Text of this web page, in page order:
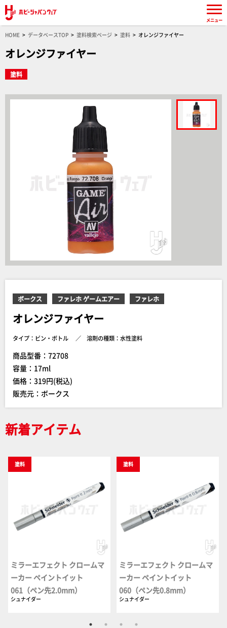
HOME データベースTOP 塗料検索ページ 塗料 オレンジファイヤー
オレンジファイヤー
塗料
ボークス ファレホ ゲームエアー ファレホ
オレンジファイヤー
タイプ：ビン・ボトル 溶剤の種類：水性塗料
商品型番：72708
容量：17ml
価格：319円(税込)
販売元：ボークス
新着アイテム
塗料
ミラーエフェクト クロームマ
ーカー ペイントイット
061（ペン先2.0mm）
シュナイダー
塗料
ミラーエフェクト クロームマ
ーカー ペイントイット
060（ペン先0.8mm）
シュナイダー
メニュー